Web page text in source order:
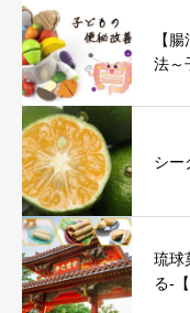
【
法～
シー
琉球
る-